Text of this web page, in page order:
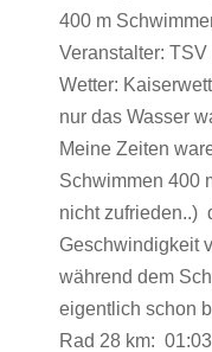
400 m
Veranstalter:
Wetter:
nur das Wasser
Meine Zeiten
Schwimmen 400
nicht zufrieden..)
Geschwindigkeit
während dem
eigentlich schon
Rad 28 km: